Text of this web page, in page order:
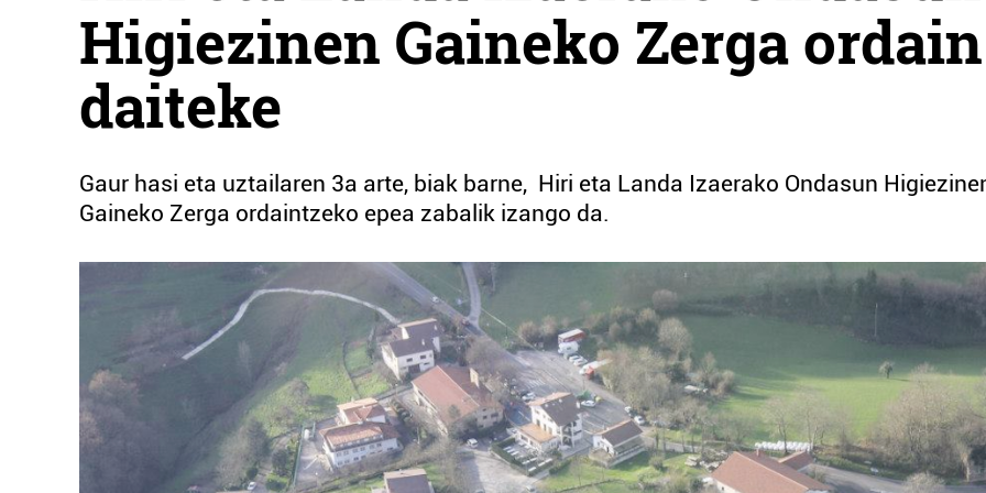
Higiezinen Gaineko Zerga ordain
daiteke
Gaur hasi eta uztailaren 3a arte, biak barne, Hiri eta Landa Izaerako Ondasun
Gaineko Zerga ordaintzeko epea zabalik izango da.